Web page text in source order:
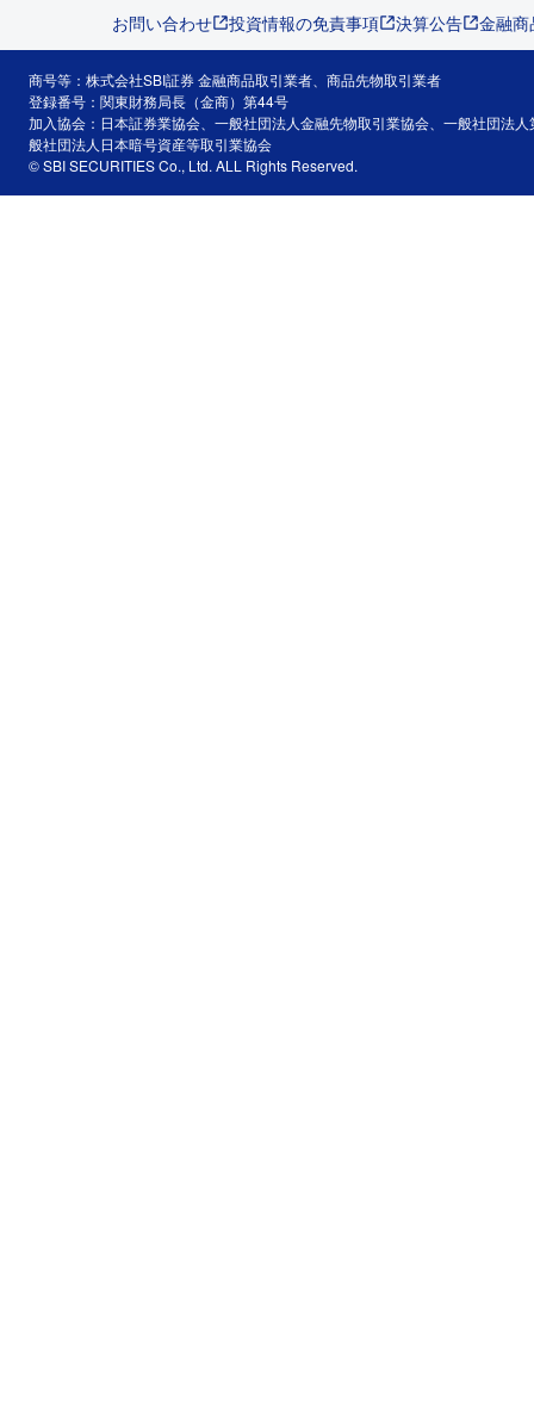
お問い合わせ 投資情報の免責事項 決算公告 金融
商号等：株式会社SBI証券 金融商品取引業者、商品先物取引業者
登録番号：関東財務局長（金商）第44号
加入協会：日本証券業協会、一般社団法人金融先物取引業協会、一般社団法
般社団法人日本暗号資産等取引業協会
© SBI SECURITIES Co., Ltd. ALL Rights Reserved.